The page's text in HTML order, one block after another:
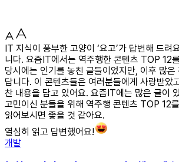
IT 지식이 풍부한 고양이 ‘요고’가 답변해 드려
니다. 요즘IT에서는 역주행한 콘텐츠 TOP 12
당시에는 인기를 놓친 글들이었지만, 이후 많
답니다. 이 콘텐츠들은 여러분들에게 사랑받았
찬 내용을 담고 있어요. 요즘IT에는 많은 글이
고민이신 분들을 위해 역주행 콘텐츠 TOP 12
읽어보시면 좋을 것 같아요.
열심히 읽고 답변했어요!
개발